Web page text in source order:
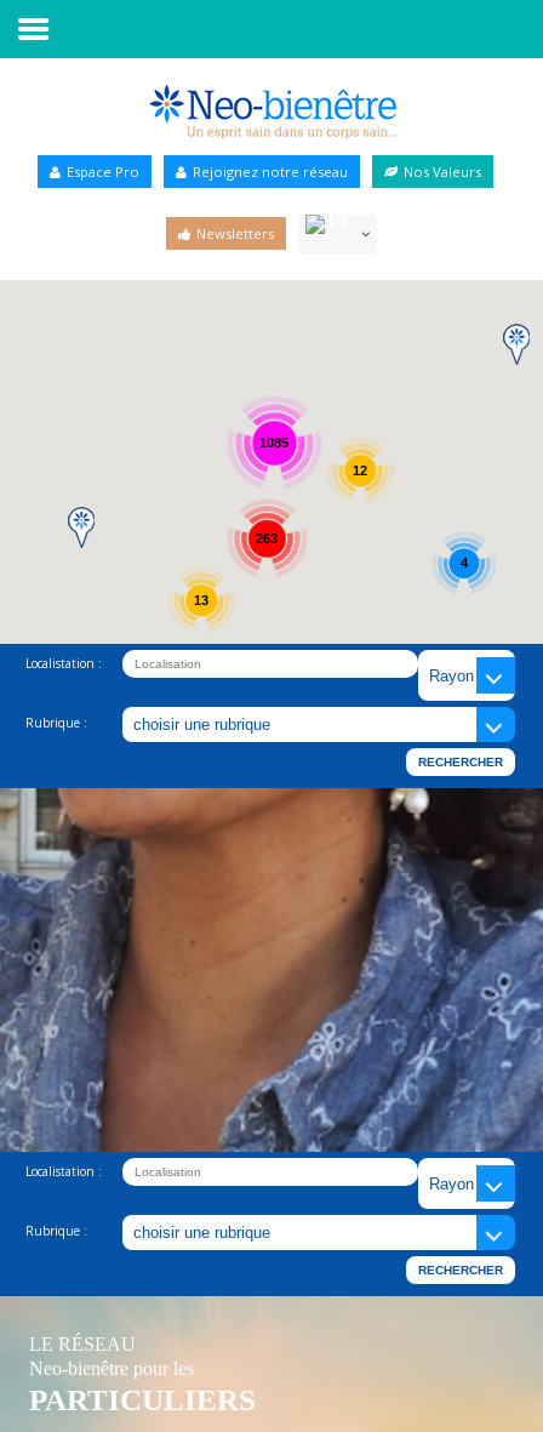
Annuaire Bien-être
Espace Pro Rejoignez notre réseau Nos Valeurs
Newsletters
1085
13
263
4
12
Localistation :
Rubrique :
Localistation :
Rubrique :
LE RÉSEAU
Neo-bienêtre pour les
PARTICULIERS